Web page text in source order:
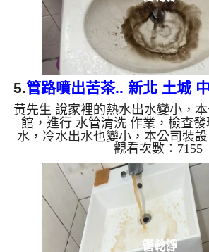
5.管路噴出苦茶.. 新北 土城
黃先生 說家裡的熱水出水變小，
館，進行 水管清洗 作業，檢查
水，冷水出水也變小，本公司裝
機，注入 檸檬酸 至水管，等了約
洗機 ，啟動 螺旋波 模式，一洗水
起來就像苦茶，四個多小時後，出
量也恢復了。 如是自來水，如水
鏽跟泥沙堆積，洗出來的水就會是
有氧化錳，管壁上會結成黑色管垢
石油一樣黑，有些洗出綠色的水，
物質，生鏽產生銅綠
觀看次數：7155